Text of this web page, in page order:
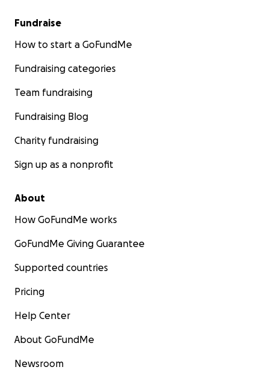
Fundraise
How to start a GoFundMe
Fundraising categories
Team fundraising
Fundraising Blog
Charity fundraising
Sign up as a nonprofit
About
How GoFundMe works
GoFundMe Giving Guarantee
Supported countries
Pricing
Help Center
About GoFundMe
Newsroom